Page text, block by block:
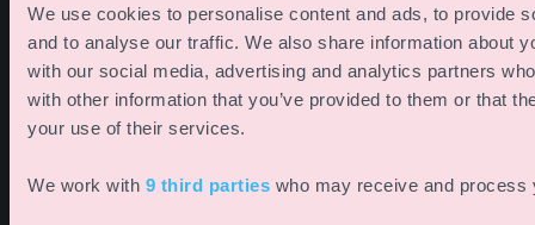
We use cookies to personalise content and ads, to provide
and to analyse our traffic. We also share information about
with our social media, advertising and analytics partners
with other information that you’ve provided to them or that
your use of their services.
We work with 9 third parties who may receive and process
de
conflictos.
guiones
técnicos y
las
asignacion
actualizado
, sin
mantenimie
nto
adicional.